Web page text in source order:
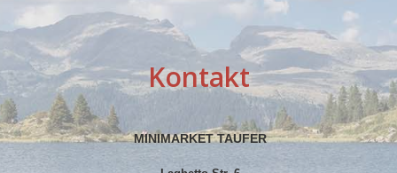
Kontakt
MINIMARKET TAUFER